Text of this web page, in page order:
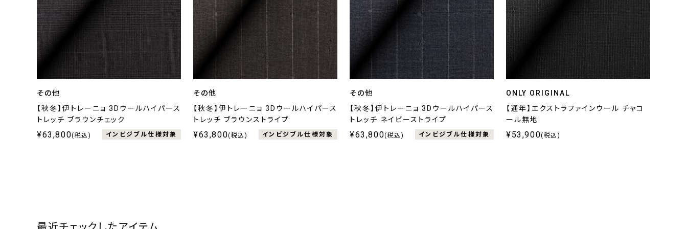
その他
【秋冬】伊トレーニョ 3Dウールハイパース
トレッチ ブラウンチェック
¥63,800(税込) インビジブル仕様対象
その他
【秋冬】伊トレーニョ 3Dウールハイパース
トレッチ ブラウンストライプ
¥63,800(税込) インビジブル仕様対象
その他
【秋冬】伊トレーニョ 3Dウールハイパース
トレッチ ネイビーストライプ
¥63,800(税込) インビジブル仕様対象
ONLY ORIGINAL
【通年】エクストラファインウール チャコ
ール無地
¥53,900(税込)